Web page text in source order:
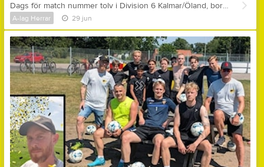
Dags för match nummer tolv i Division 6 Kalmar/Öland, bortamatch och för motståndet står IFK Påryd! IFK PÅRYD ligger, i skrivande stund, på 8:e plats i tabellen! Man spelade senast oavgjort på bortaplan emot S:t Sigfrids IF - 2-2! Tidigare i Division 6 Kalmar/Öland har man följande resultat: S:t Sigfrids IF (h) - 1-4, Läckeby GoIF (b) - 2-2, Trekantens IF (b) - 2-8, Rockneby IK (h) - 4-1, Söderåkra AIK (b) - 4-2, Högsrums FF (h) - 2-3, Ljungbyholms GoIF (b) - 0-3, Degerhamns IF (h) - 0-3, Möre BK (b) - 3-2 & Mörbylånga GoIF (h) - 1-2! Bästa målskytt hitills i IFK Påryd är Felix Karlsson som gjort 6 stycken mål! LÄCKEBY GOIF ligger på 10:e plats i tabellen! Man förlorade senast hemma emot Ljungbyholms GoIF - 0-5! Tidigare i Division 6 Kalmar/Öland har man följande resultat: Ljungbyholms GoIF (b) - 2-2, IFK Påryd (h) - 2-2, Degerhamns IF (b) - 2-5, Trekantens IF (h) - 0-1, Möre BK (b) - 2-3, Rockneby IK (h) - 2-0, Mörbylånga GoIF (b) - 1-6, Söderåkra AIK (h) - 1-2, Högsrums FF (b) - 1-2 & S:t Sigfrids IF (h) - 2-4! Bästa målskytt hitills i Läckeby GoIF är Emil Blomqvist som gjort 6 stycken mål! FUN FACTS: * När lagen möttes i den 2:a omgången slutade matchen oavgjort - 2-2! * Säsongen 2022 var den senaste segern i seriespel för Läckeby GoIF emot IFK Påryd, i Division 5 SÖ, då man lyckades vinna hemma i Läckeby med 3-2! * IFK Påryd har bara tagit 3 av sina totalt 11 stycken poäng på hemmaplan! Enda poängen inspelade på hemmaplan är 4-1-segern emot tabelljumbon Rockneby IK! NU KÖR VI! Läckeby GoIF har tagit ut följande spelare: Olle Bjelkendal (mv) Adam Palmér Alexander Kennerfalk Amjad Mahahi Elliot Andreasson Emil Blomqvist Herman Holmén Idriz Spahiu Manfred Löfström Noah Sporre Olle Karlsson Olle Norlén Bengtsson Olle Qvarnkullen Oskar Akinder Oskar Feltendahl Sigge Holm Udde Rydell William Nilsson Samling: 17.15 i Läckeby, 17.30 på Rasta i Kalmar eller 18.00 på plats Matchstart: 19.00 Kommentar ifrån assisterande tränare Peter Engman: " - Sista matchen innan lite sommarledighet och här handlar det om att avsluta vårsäsongen snyggt, samt att få in en positiv känsla inför hösten! Vi är just nu bara 6 poäng bakom Påryd, det hade varit så oerhört trevligt att krypa lite närmare lagen ovanför för att kunna ha någonting att spela om och sikta på inför hösten! Vi bestämde topp 5 innan serien började och då måste vi nog börja knappa in på lagen ovanför oss om det ska vara möjligt! Vi är topp 5-bra spelare för spelare, utan tvekan, men tyvärr vill det sig inte riktigt för oss under matcherna! Senast emot Påryd, i den andra omgången, gjorde vi ingen bra match alls och här skulle man vilja att Påryd får se de Läckeby jag vet vi har i oss, men som vi tyvärr lite för sällan visar! Om man bortser ifrån matchen senast emot Ljungbyholm så har vi ändå skapat ganska mycket målchanser i samtliga matcher, men missat på tok för många av dom.. Ketchup-effekt här och vinst vore trevligt, så kan vi ta sommarledigt med en seger i ryggen! " IFK Påryd har tagit ut följande trupp: Simon Mellmark (mv), Adam Danielsson Fandrey, Axel Sverken, Fabian Karlsson, Felix Karlsson, Julius Rosenqvist, Karl Berglin, Leonardo Appleton, Liam Engberg, Liam Muerling, Oliver Åkerlund, Petter Eriksson, Robert Allansson, Simon Dahlberg, Simon Karlsson & Sture Rydberg Bengtsson. Tränare för IFK Påryd är Adam Danielsson, samt spelande tränaren Felix Karlsson! Domare: Anton Skedebäck & Peter Marne Matchen spelas på Mörevallen i Påryd imorgon (tisdag) kl. 19.00!
A-lag Herrar 29 jun